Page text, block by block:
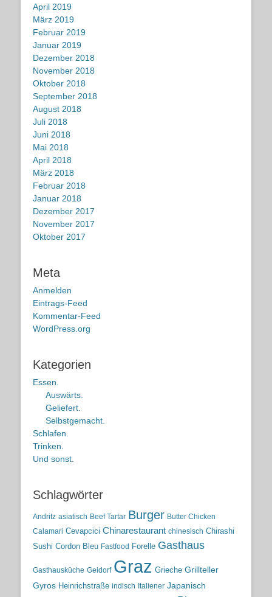
April 2019
März 2019
Februar 2019
Januar 2019
Dezember 2018
November 2018
Oktober 2018
September 2018
August 2018
Juli 2018
Juni 2018
Mai 2018
April 2018
März 2018
Februar 2018
Januar 2018
Dezember 2017
November 2017
Oktober 2017
Meta
Anmelden
Eintrags-Feed
Kommentar-Feed
WordPress.org
Kategorien
Essen.
Auswärts.
Geliefert.
Selbstgemacht.
Schlafen.
Trinken.
Und sonst.
Schlagwörter
Andritz asiatisch Beef Tartar Burger Butter Chicken
Calamari Cevapcici Chinarestaurant chinesisch Chirashi
Sushi Cordon Bleu Fastfood Forelle Gasthaus
Gasthausküche Geidorf Graz Grieche Grillteller
Gyros Heinrichstraße indisch Italiener Japanisch